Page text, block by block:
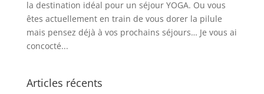
la destination idéal pour un séjour YOGA. Ou vous
êtes actuellement en train de vous dorer la pilule
mais pensez déjà à vos prochains séjours… Je vous ai
concocté...
Articles récents